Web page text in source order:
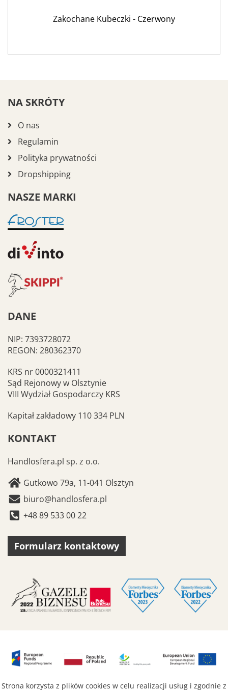
Zakochane Kubeczki - Czerwony
NA SKRÓTY
O nas
Regulamin
Polityka prywatności
Dropshipping
NASZE MARKI
DANE
NIP: 7393728072
REGON: 280362370
KRS nr 0000321411
Sąd Rejonowy w Olsztynie
VIII Wydział Gospodarczy KRS
Kapitał zakładowy 110 334 PLN
KONTAKT
Handlosfera.pl sp. z o.o.
Gutkowo 79a, 11-041 Olsztyn
biuro@handlosfera.pl
+48 89 533 00 22
Formularz kontaktowy
Strona korzysta z plików cookies w celu realizacji usług i zgodnie z